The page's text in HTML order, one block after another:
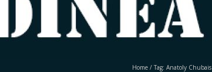
Home / Tag: Anatoly Chubais